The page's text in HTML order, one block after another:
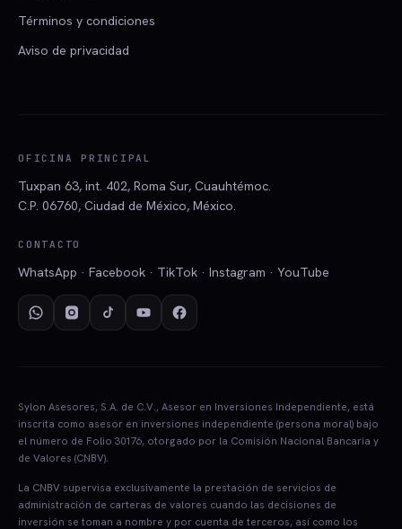
Términos y condiciones
Aviso de privacidad
OFICINA PRINCIPAL
Tuxpan 63, int. 402, Roma Sur, Cuauhtémoc.
C.P. 06760, Ciudad de México, México.
CONTACTO
WhatsApp · Facebook · TikTok · Instagram · YouTube
Sylon Asesores, S.A. de C.V., Asesor en Inversiones Independiente, está
inscrita como asesor en inversiones independiente (persona moral) bajo
el número de Folio 30176, otorgado por la Comisión Nacional Bancaria y
de Valores (CNBV).
La CNBV supervisa exclusivamente la prestación de servicios de
administración de carteras de valores cuando las decisiones de
inversión se toman a nombre y por cuenta de terceros, así como los